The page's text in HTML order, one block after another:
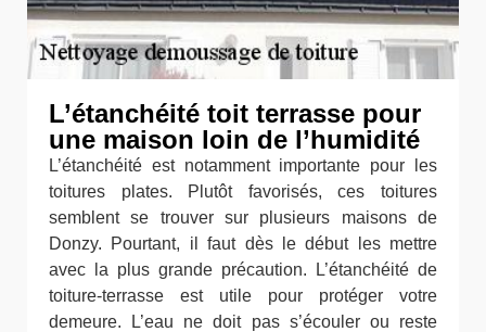
L’étanchéité toit terrasse pour
une maison loin de l’humidité
L’étanchéité est notamment importante pour les
toitures plates. Plutôt favorisés, ces toitures
semblent se trouver sur plusieurs maisons de
Donzy. Pourtant, il faut dès le début les mettre
avec la plus grande précaution. L’étanchéité de
toiture-terrasse est utile pour protéger votre
demeure. L’eau ne doit pas s’écouler ou reste